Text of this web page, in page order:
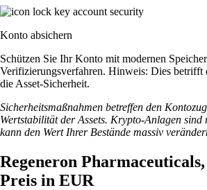
Konto absichern
Schützen Sie Ihr Konto mit modernen
Verifizierungsverfahren. Hinweis: Dies
die Asset-Sicherheit.
Sicherheitsmaßnahmen betreffen den
Wertstabilität der Assets. Krypto-Anlagen
kann den Wert Ihrer Bestände massiv
Regeneron
Preis in EUR